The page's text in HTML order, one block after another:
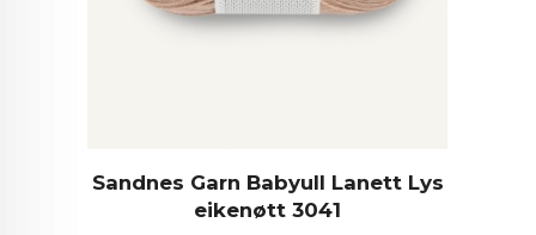
Sandnes Garn Babyull Lanett Lys
eikenøtt 3041